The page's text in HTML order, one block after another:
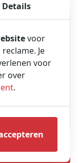
Details
voor
Je
voor
over
.